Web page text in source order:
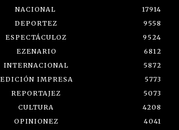
NACIONAL
17914
DEPORTEZ
9558
ESPECTÁCULOZ
9524
EZENARIO
6812
INTERNACIONAL
5872
EDICIÓN IMPRESA
5773
REPORTAJEZ
5073
CULTURA
4208
OPINIONEZ
4041